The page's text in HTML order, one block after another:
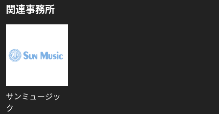
関連事務所
サンミュージッ
ク